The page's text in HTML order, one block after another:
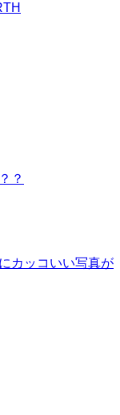
？
カッコいい写真が